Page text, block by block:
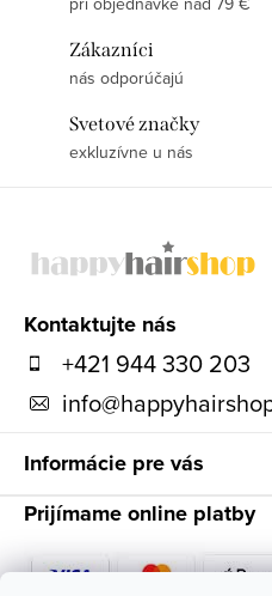
Zákazníci
nás odporúčajú
Svetové značky
exkluzívne u nás
Kontaktujte nás
+421 944 330 203
info@
Informácie pre vás
Prijímame online platby